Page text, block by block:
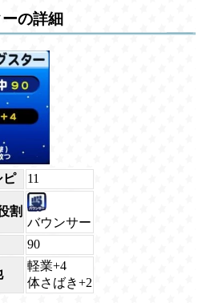
の詳細
ピ 11
割
バウンサー
90
軽業+4
体さばき+2